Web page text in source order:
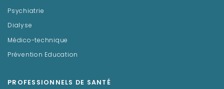
Psychiatrie
Dialyse
Médico-technique
Prévention Education
PROFESSIONNELS DE SANTÉ